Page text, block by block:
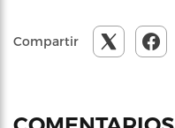
Compartir